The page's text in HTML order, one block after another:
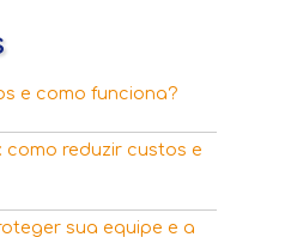
e como funciona?
reduzir custos e
sua equipe e a